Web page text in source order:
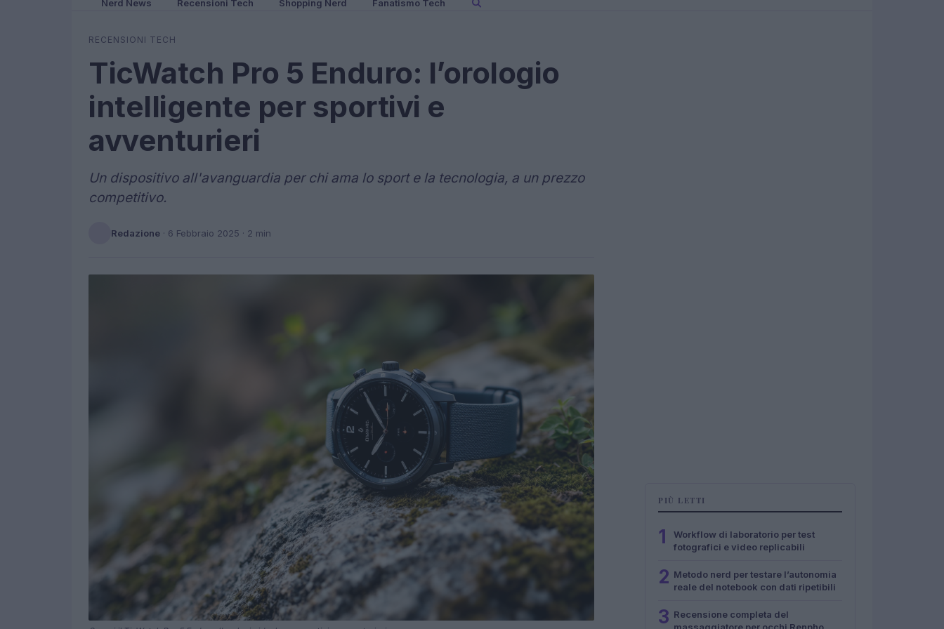
Nerd News Recensioni Tech Shopping Nerd Fanatismo Tech
RECENSIONI TECH
TicWatch Pro 5 Enduro: l’orologio
intelligente per sportivi e
avventurieri
Un dispositivo all'avanguardia per chi ama lo sport e la tecnologia, a un prezzo
competitivo.
Redazione · 6 Febbraio 2025 · 2 min
PIÙ LETTI
1
Workflow di laboratorio per test
fotografici e video replicabili
2 Metodo nerd per testare l’autonomia
reale del notebook con dati ripetibili
3 Recensione completa del